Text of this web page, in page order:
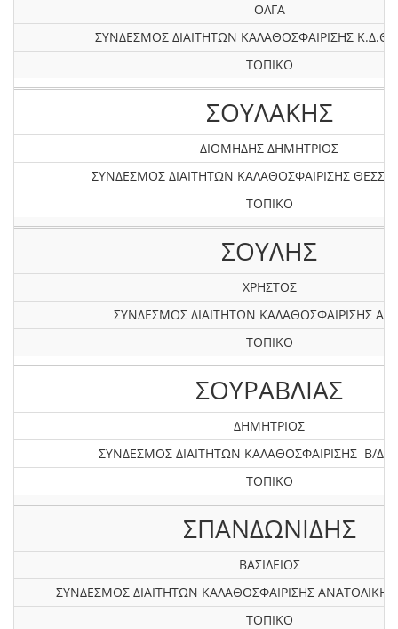
ΟΛΓΑ
ΣΥΝΔΕΣΜΟΣ ΔΙΑΙΤΗΤΩΝ ΚΑΛΑΘΟΣΦΑΙΡΙΣΗΣ
ΤΟΠΙΚΟ
ΣΟΥΛΑΚΗΣ
ΔΙΟΜΗΔΗΣ ΔΗΜΗΤΡΙΟΣ
ΣΥΝΔΕΣΜΟΣ ΔΙΑΙΤΗΤΩΝ ΚΑΛΑΘΟΣΦΑΙΡΙΣΗΣ
ΤΟΠΙΚΟ
ΣΟΥΛΗΣ
ΧΡΗΣΤΟΣ
ΣΥΝΔΕΣΜΟΣ ΔΙΑΙΤΗΤΩΝ ΚΑΛΑΘΟΣΦΑΙΡΙΣΗΣ
ΤΟΠΙΚΟ
ΣΟΥΡΑΒΛΙΑΣ
ΔΗΜΗΤΡΙΟΣ
ΣΥΝΔΕΣΜΟΣ ΔΙΑΙΤΗΤΩΝ ΚΑΛΑΘΟΣΦΑΙΡΙΣΗΣ Β/Δ
ΤΟΠΙΚΟ
ΣΠΑΝΔΩΝΙΔΗΣ
ΒΑΣΙΛΕΙΟΣ
ΣΥΝΔΕΣΜΟΣ ΔΙΑΙΤΗΤΩΝ ΚΑΛΑΘΟΣΦΑΙΡΙΣΗΣ
ΤΟΠΙΚΟ